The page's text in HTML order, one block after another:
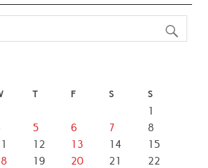
T F S S
1
5 6 7
8
12 13 14
15
19 20 21
22